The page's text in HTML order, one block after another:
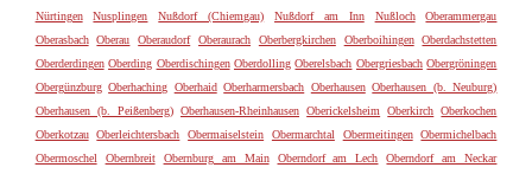
Nürtingen
Nusplingen Nußdorf (Chiemgau) Nußdorf am Inn Nußloch
Oberammergau
Oberasbach
Oberau Oberaudorf Oberaurach Oberbergkirchen Oberboihingen
Oberdachstetten
Oberderdingen Oberding Oberdischingen Oberdolling Oberelsbach Obergriesbach Obergröningen
Obergünzburg Oberhaching Oberhaid Oberharmersbach Oberhausen Oberhausen (b. Neuburg)
Oberhausen (b. Peißenberg) Oberhausen-Rheinhausen Oberickelsheim Oberkirch Oberkochen
Oberkotzau
Oberleichtersbach Obermaiselstein Obermarchtal Obermeitingen
Obermichelbach
Obermoschel
Obernbreit Obernburg am Main Oberndorf am Lech
Oberndorf am Neckar